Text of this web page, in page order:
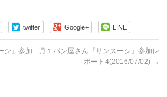
twitter Google+ LINE
シ』参加
月１パン屋さん『サンスーシ』参加レ
ポート4(2016/07/02) →